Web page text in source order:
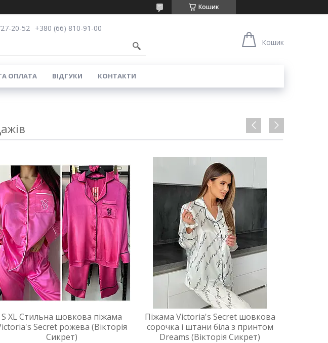
Кошик
20-52 +380 (66) 810-91-00
Кошик
ОПЛАТА ВІДГУКИ КОНТАКТИ
S XL Стильна шовкова піжама
Secret рожева (Вікторія
Сикрет)
Піжама Victoria's Secret шовкова
сорочка і штани біла з принтом
Dreams (Вікторія Сикрет)